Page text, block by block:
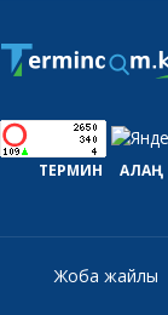
ТЕРМИН АЛАҢ
Жоба жайлы